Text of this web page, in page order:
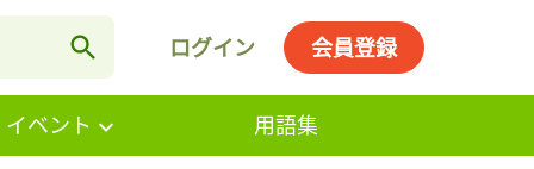
ログイン 会員登録
ベント 用語集